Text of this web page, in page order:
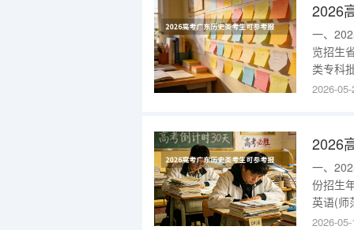
一、
览招生
类专科
情况请
2026-
一、
份招生
英语(师
产评估(
2026-